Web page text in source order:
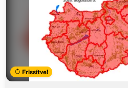
Frissítve!